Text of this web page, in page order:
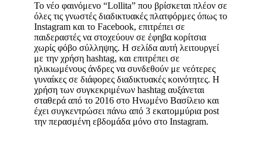
Το νέο φαινόμενο “Lollita” που βρίσκεται πλέον σε
όλες τις γνωστές διαδικτυακές πλατφόρμες όπως το
Instagram και το Facebook, επιτρέπει σε
παιδεραστές να στοχεύουν σε έφηβα κορίτσια
χωρίς φόβο σύλληψης. Η σελίδα αυτή λειτουργεί
με την χρήση hashtag, και επιτρέπει σε
ηλικιωμένους άνδρες να συνδεθούν με νεότερες
γυναίκες σε διάφορες διαδικτυακές κοινότητες. Η
χρήση των συγκεκριμένων hashtag αυξάνεται
σταθερά από το 2016 στο Ηνωμένο Βασίλειο και
έχει συγκεντρώσει πάνω από 3 εκατομμύρια post
την περασμένη εβδομάδα μόνο στο Instagram.